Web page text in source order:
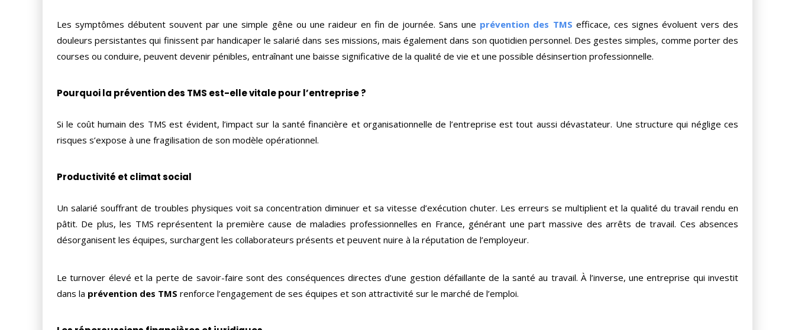
Les symptômes débutent souvent par une simple gêne ou une raideur en fin de journée. Sans une prévention des TMS efficace, ces signes évoluent vers des
douleurs persistantes qui finissent par handicaper le salarié dans ses missions, mais également dans son quotidien personnel. Des gestes simples, comme porter des
courses ou conduire, peuvent devenir pénibles, entraînant une baisse significative de la qualité de vie et une possible désinsertion professionnelle.
Pourquoi la prévention des TMS est-elle vitale pour l’entreprise ?
Si le coût humain des TMS est évident, l’impact sur la santé financière et organisationnelle de l’entreprise est tout aussi dévastateur. Une structure qui néglige ces
risques s’expose à une fragilisation de son modèle opérationnel.
Productivité et climat social
Un salarié souffrant de troubles physiques voit sa concentration diminuer et sa vitesse d’exécution chuter. Les erreurs se multiplient et la qualité du travail rendu en
pâtit. De plus, les TMS représentent la première cause de maladies professionnelles en France, générant une part massive des arrêts de travail. Ces absences
désorganisent les équipes, surchargent les collaborateurs présents et peuvent nuire à la réputation de l’employeur.
Le turnover élevé et la perte de savoir-faire sont des conséquences directes d’une gestion défaillante de la santé au travail. À l’inverse, une entreprise qui investit
dans la prévention des TMS renforce l’engagement de ses équipes et son attractivité sur le marché de l’emploi.